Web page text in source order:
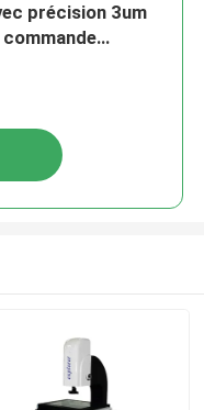
précision 3um